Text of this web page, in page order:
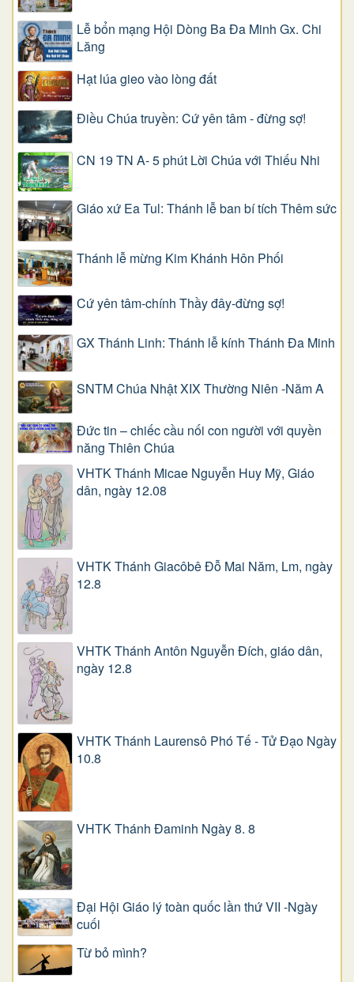
Lễ bổn mạng Hội Dòng Ba Đa Minh Gx. Chi
Lăng
Hạt lúa gieo vào lòng đất
Điều Chúa truyền: Cứ yên tâm - đừng sợ!
CN 19 TN A- 5 phút Lời Chúa với Thiếu Nhi
Giáo xứ Ea Tul: Thánh lễ ban bí tích Thêm sức
Thánh lễ mừng Kim Khánh Hôn Phối
Cứ yên tâm-chính Thầy đây-đừng sợ!
GX Thánh Linh: Thánh lễ kính Thánh Đa Minh
SNTM Chúa Nhật XIX Thường Niên -Năm A
Đức tin – chiếc cầu nối con người với quyền
năng Thiên Chúa
VHTK Thánh Micae Nguyễn Huy Mỹ, Giáo
dân, ngày 12.08
VHTK Thánh Giacôbê Ðỗ Mai Năm, Lm, ngày
12.8
VHTK Thánh Antôn Nguyễn Ðích, giáo dân,
ngày 12.8
VHTK Thánh Laurensô Phó Tế - Tử Đạo Ngày
10.8
VHTK Thánh Đaminh Ngày 8. 8
Đại Hội Giáo lý toàn quốc lần thứ VII -Ngày
cuối
Từ bỏ mình?